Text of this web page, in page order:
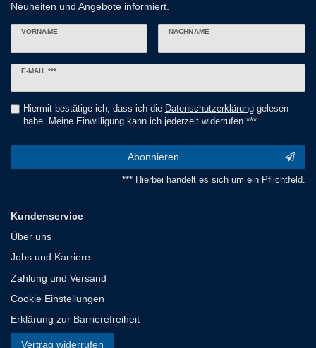
Neuheiten und Angebote informiert.
VORNAME NACHNAME
E-MAIL ***
Newsletter
Hiermit bestätige ich, dass ich die Daten­schutz­erklärunggelesen
habe. Meine Einwilligung kann ich jederzeit widerrufen.***
Abonnieren
*** Hierbei handelt es sich um ein Pflichtfeld.
Kundenservice
Über uns
Jobs und Karriere
Zahlung und Versand
Cookie Einstellungen
Erklärung zur Barrierefreiheit
Vertrag widerrufen